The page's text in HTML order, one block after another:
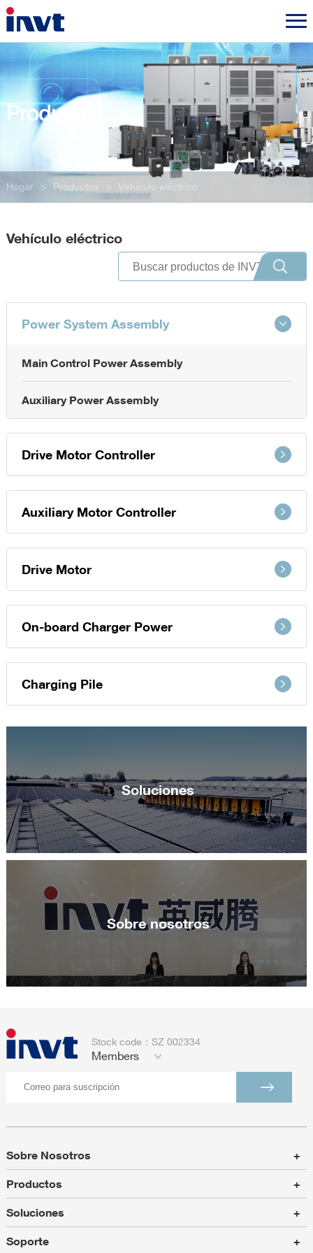
Productos
Hogar > Productos Vehículo eléctrico
Vehículo eléctrico
Power System Assembly
Main Control Power Assembly
Auxiliary Power Assembly
Drive Motor Controller
Auxiliary Motor Controller
Drive Motor
On-board Charger Power
Charging Pile
Soluciones
Sobre nosotros
Stock code：SZ 002334
Members
Sobre Nosotros +
Productos +
Soluciones +
Soporte +